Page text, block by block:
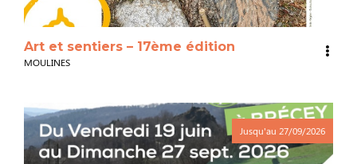
Art et sentiers – 17ème édition
MOULINES
Jusqu'au 27/09/2026